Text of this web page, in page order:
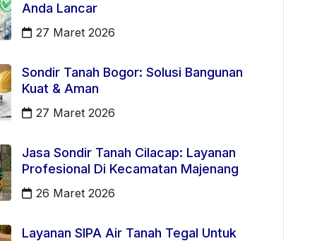
Anda Lancar
27 Maret 2026
Sondir Tanah Bogor: Solusi Bangunan
Kuat & Aman
27 Maret 2026
Jasa Sondir Tanah Cilacap: Layanan
Profesional Di Kecamatan Majenang
26 Maret 2026
Layanan SIPA Air Tanah Tegal Untuk